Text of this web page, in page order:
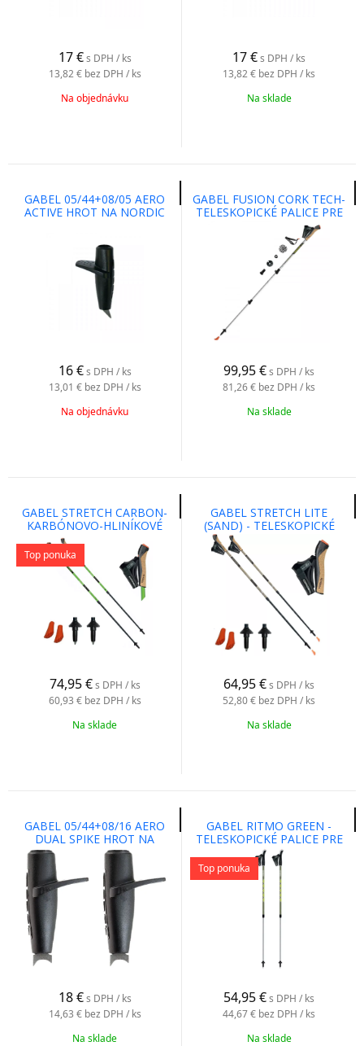
17 € s DPH / ks
13,82 € bez DPH / ks
Na objednávku
17€s DPH / ks
13,82 € bez DPH / ks
Na sklade
GABEL 05/44+08/05 AERO
ACTIVE HROT NA NORDIC
16 € s DPH / ks
13,01 € bez DPH / ks
Na objednávku
GABEL FUSION CORK TECH-
TELESKOPICKÉ PALICE PRE
NORDIC WALKING,
TREKING, SKITOURING, BEH
99,95€s DPH / ks
81,26 € bez DPH / ks
Na sklade
GABEL STRETCH CARBON-
KARBÓNOVO-HLINÍKOVÉ
PALICE PRE NORDIC
WALKING
Top ponuka
74,95 € s DPH / ks
60,93 € bez DPH / ks
Na sklade
GABEL STRETCH LITE
(SAND) - TELESKOPICKÉ
PALICE PRE NORDIC
WALKING
64,95€s DPH / ks
52,80 € bez DPH / ks
Na sklade
GABEL 05/44+08/16 AERO
DUAL SPIKE HROT NA
NORDIC WALKING A TRAIL
RUNNING
18 € s DPH / ks
14,63 € bez DPH / ks
Na sklade
GABEL RITMO GREEN -
TELESKOPICKÉ PALICE PRE
NORDIC WALKING
Top ponuka
54,95€s DPH / ks
44,67 € bez DPH / ks
Na sklade